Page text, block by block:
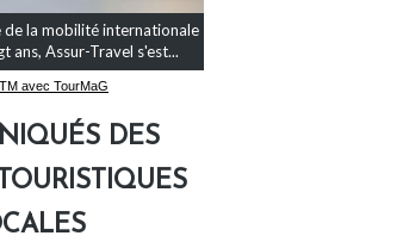
de la mobilité internationale
ans, Assur-Travel s'est...
DES